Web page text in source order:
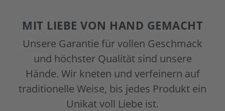
MIT LIEBE VON HAND GEMACHT
Unsere Garantie für vollen Geschmack
und höchster Qualität sind unsere
Hände. Wir kneten und verfeinern auf
traditionelle Weise, bis jedes Produkt ein
Unikat voll Liebe ist.